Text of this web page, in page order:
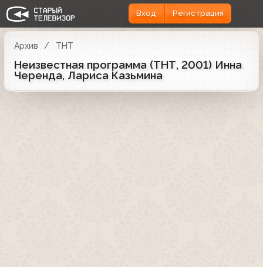
Вход Регистрация
Архив ТНТ
Неизвестная программа (ТНТ, 2001) Инна
Черенда, Лариса Казьмина